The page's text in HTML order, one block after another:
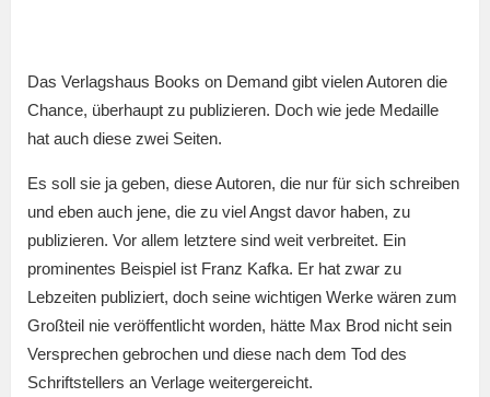
Das Verlagshaus Books on Demand gibt vielen Autoren die
Chance, überhaupt zu publizieren. Doch wie jede Medaille
hat auch diese zwei Seiten.
Es soll sie ja geben, diese Autoren, die nur für sich schreiben
und eben auch jene, die zu viel Angst davor haben, zu
publizieren. Vor allem letztere sind weit verbreitet. Ein
prominentes Beispiel ist Franz Kafka. Er hat zwar zu
Lebzeiten publiziert, doch seine wichtigen Werke wären zum
Großteil nie veröffentlicht worden, hätte Max Brod nicht sein
Versprechen gebrochen und diese nach dem Tod des
Schriftstellers an Verlage weitergereicht.